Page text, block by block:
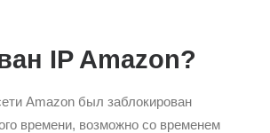
IP Amazon?
Amazon был заблокирован
времени, возможно со временем